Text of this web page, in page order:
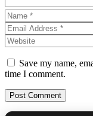
Save my name,
time I comment.